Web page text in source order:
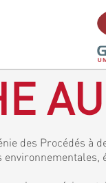
des Procédés à